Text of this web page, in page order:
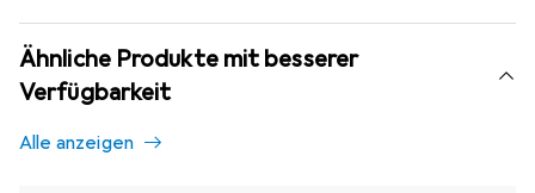
Ähnliche Produkte mit besserer
Verfügbarkeit
Alle anzeigen